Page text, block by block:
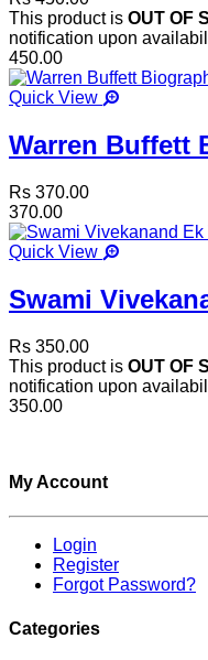
This product is OUT OF
notification upon
450.00
Quick View
Warren Buffett
Rs 370.00
370.00
Quick View
Swami
Rs 350.00
This product is OUT OF
notification upon
350.00
My Account
Login
Register
Forgot Password?
Categories